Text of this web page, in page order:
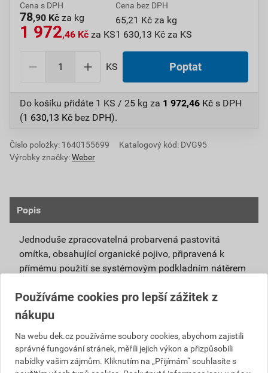
Cena s DPH
78,90 Kč za kg
1 972,46 Kč za KS
Cena bez DPH
65,21 Kč za kg
1 630,13 Kč za KS
KS Poptat
Do košíku přidáte 1 KS / 25 kg za 1 972,46 Kč s DPH
(1 630,13 Kč bez DPH).
Číslo položky: 1640155699
Katalogový kód: DVG95
Výrobky značky:Weber
Popis
Jednoduše zpracovatelná probarvená pastovitá
omítka, obsahující organické pojivo, připravená k
přímému použití se systémovým podkladním nátěrem
Vlivem ochlazování vnějšího souvrství
zateplovacích systémů v nočních hodinách,
dochází ke kondenzaci vody na povrchu, která
vytváří živnou půdu pro růst nevzhledných řas.
Povrch omítky weberpas aquaBalance dokáže
Používáme cookies pro lepší zážitek z
nákupu
Na webu dek.cz používáme soubory cookies, abychom zajistili
správné fungování stránek, měřili jejich výkon a přizpůsobili
nabídky vašim zájmům. Kliknutím na „Přijímám“ souhlasíte s